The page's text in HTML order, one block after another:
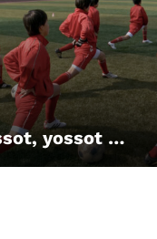
yossot …